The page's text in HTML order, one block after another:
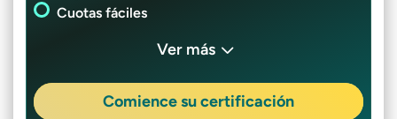
Cuotas fáciles
Ver más
Comience su certificación